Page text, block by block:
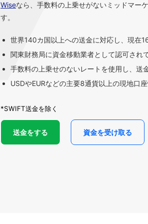
Wiseなら、手数料の上乗せがないミッドマー
す。
世界140カ国以上への送金に対応し、現在
関東財務局に資金移動業者として認可され
手数料の上乗せのないレートを使用し、送
USDやEURなどの主要8通貨以上の現地口
*SWIFT送金を除く
送金をする 資金を受け取る